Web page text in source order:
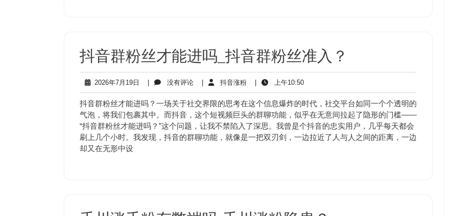
抖音群粉丝才能进吗_抖音群粉丝准入？
2026年7月19日
2026
年
7
月
19
日
没有评论没
有
评
论
抖音涨粉抖
音
涨
粉
上午10:50上
午
10:50
抖音群粉丝才能进吗？一场关于社交界限的思考在这个信息爆炸的时代，社交平台如同一个个透明的
气泡，将我们包裹其中。而抖音，这个短视频巨头的群聊功能，似乎在无意间拉起了隐形的门槛——
“抖音群粉丝才能进吗？”这个问题，让我不禁陷入了深思。我曾是个抖音的忠实用户，几乎每天都会
刷上几个小时。我发现，抖音的群聊功能，就像是一把双刃剑，一边拉近了人与人之间的距离，一边
却又在无形中设